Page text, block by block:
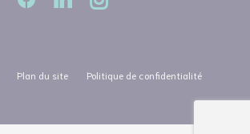
Plan du site Politique de confidentialité